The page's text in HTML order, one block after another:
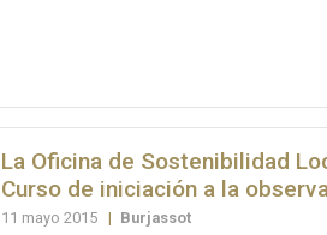
La Oficina de Sostenibilidad
Curso de iniciación a la
11 mayo 2015 | Burjassot